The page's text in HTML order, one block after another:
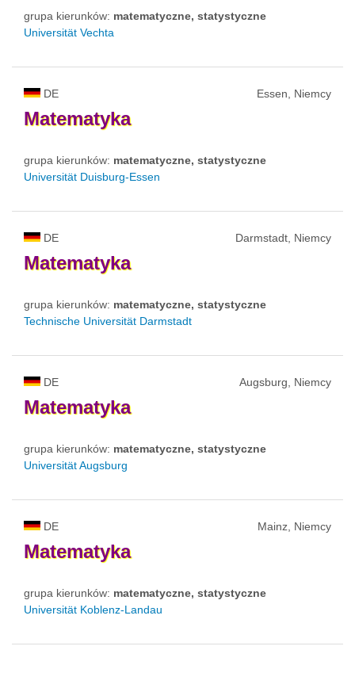
grupa kierunków: matematyczne, statystyczne
Universität Vechta
DE Essen, Niemcy
Matematyka
grupa kierunków: matematyczne, statystyczne
Universität Duisburg-Essen
DE Darmstadt, Niemcy
Matematyka
grupa kierunków: matematyczne, statystyczne
Technische Universität Darmstadt
DE Augsburg, Niemcy
Matematyka
grupa kierunków: matematyczne, statystyczne
Universität Augsburg
DE Mainz, Niemcy
Matematyka
grupa kierunków: matematyczne, statystyczne
Universität Koblenz-Landau